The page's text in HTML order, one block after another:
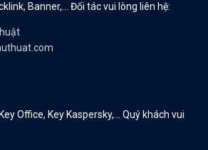
Banner,… Đối tác vui lòng liên hệ:
Office, Key Kaspersky,… Quý khách vui